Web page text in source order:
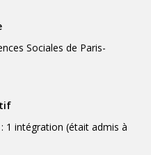
Sociales de Paris-
1 intégration (était admis à